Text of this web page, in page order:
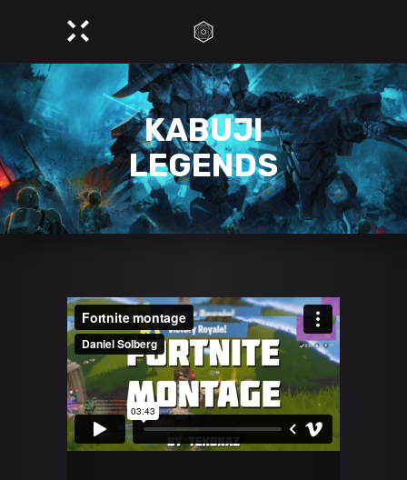
KABUJI
LEGENDS